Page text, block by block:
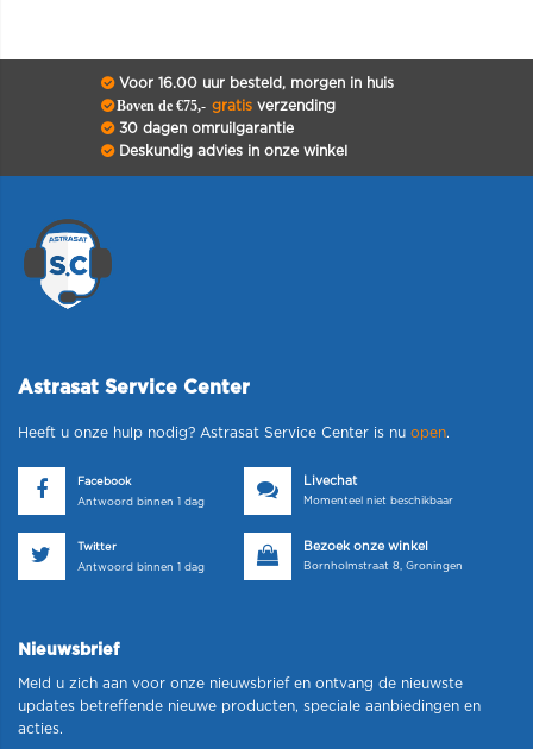
Voor 16.00 uur besteld, morgen in huis
Boven de €75,- gratisverzending
30 dagen omruilgarantie
Deskundig advies in onze winkel
Astrasat Service Center
Heeft u onze hulp nodig? Astrasat Service Center is nu open.
Facebook
Antwoord binnen 1 dag
Livechat
Momenteel niet beschikbaar
Twitter
Antwoord binnen 1 dag
Bezoek onze winkel
Bornholmstraat 8, Groningen
Nieuwsbrief
Meld u zich aan voor onze nieuwsbrief en ontvang de nieuwste
updates betreffende nieuwe producten, speciale aanbiedingen en
acties.